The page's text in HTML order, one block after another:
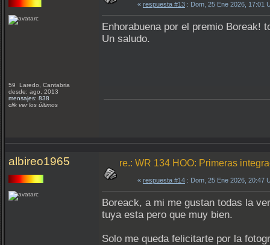
59 Laredo, Cantabria
desde: ago, 2013
mensajes: 838
clik ver los últimos
« respuesta #13 : Dom, 25 Ene 2026, 17:01
Enhorabuena por el premio Boreak!
Un saludo.
albireo1965 re.: WR 134 HOO: Primeras
« respuesta #14 : Dom, 25 Ene 2026, 20:47
Boreack, a mi me gustan todas la
tuya esta pero que muy bien.
Solo me queda felicitarte por la